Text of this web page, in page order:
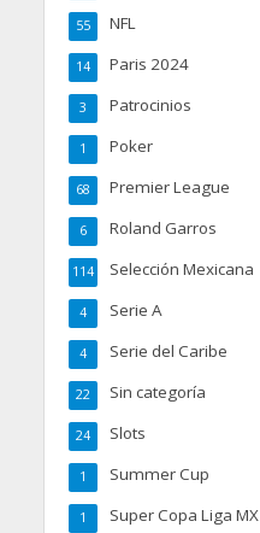
NFL
55
Paris 2024
14
Patrocinios
3
Poker
1
Premier League
68
Roland Garros
6
Selección Mexicana
114
Serie A
4
Serie del Caribe
4
Sin categoría
22
Slots
24
Summer Cup
1
Super Copa Liga MX
1